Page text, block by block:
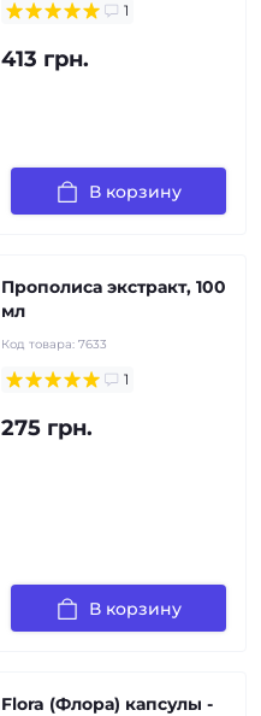
1
413 грн.
В корзину
Прополиса экстракт, 100
мл
Код товара: 7633
1
275 грн.
В корзину
Flora (Флора) капсулы -